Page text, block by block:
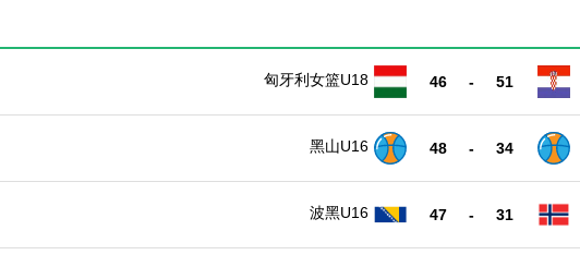
匈牙利女篮U18 46 - 51
黑山U16 48 - 34
波黑U16 47 - 31